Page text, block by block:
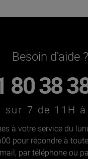
Besoin d'aide ?
80 38
sur 7 de 11H à
à votre service du
pour répondre à
par téléphone ou